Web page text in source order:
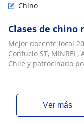
Chino
Clases de
Mejor docente local
Confucio ST,
Chile y patrocinado
ver más